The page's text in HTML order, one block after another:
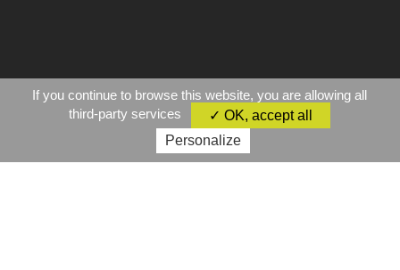
If you continue to browse this website, you are allowing all
third-party services
✓ OK, accept all
Personalize